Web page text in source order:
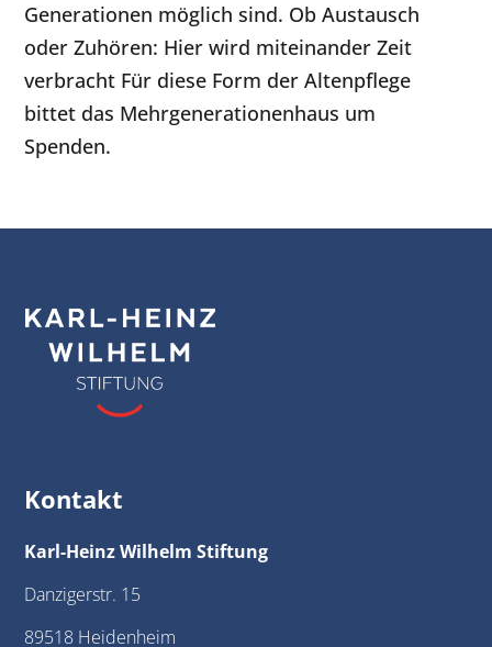
Generationen möglich sind. Ob Austausch
oder Zuhören: Hier wird miteinander Zeit
verbracht Für diese Form der Altenpflege
bittet das Mehrgenerationenhaus um
Spenden.
Kontakt
Karl-Heinz Wilhelm Stiftung
Danzigerstr. 15
89518 Heidenheim